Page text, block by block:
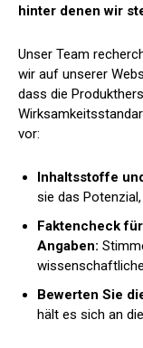
hinter denen wir
Unser Team
wir auf unserer
dass die
vor:
Inhaltsstoffe
sie das
Faktencheck
Angaben:
Bewerten Sie
hält es sich an